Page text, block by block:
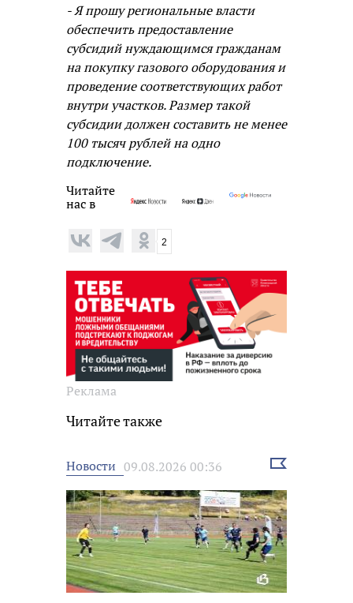
- Я прошу региональные власти
обеспечить предоставление
субсидий нуждающимся гражданам
на покупку газового оборудования и
проведение соответствующих работ
внутри участков. Размер такой
субсидии должен составить не менее
100 тысяч рублей на одно
подключение.
Читайте
нас в
2
Реклама
Читайте также
Новости 09.08.2026 00:36
Выбрать